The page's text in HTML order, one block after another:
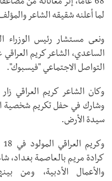
68 عاماً، إثر معاناته من
لما أعلنه شقيقه الشاعر
ونعى مستشار رئيس الوزراء
الساعدي، الشاعر كريم
التواصل الاجتماعي "فيسبوك".
سيدة الأرض.
كرادة مريم بالعاصمة
والأعمال الأدبية، ومن